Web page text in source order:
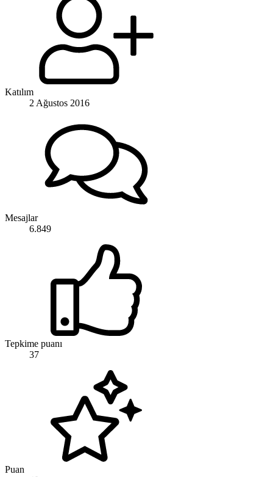
Katılım
2 Ağustos 2016
Mesajlar
6.849
Tepkime puanı
37
Puan